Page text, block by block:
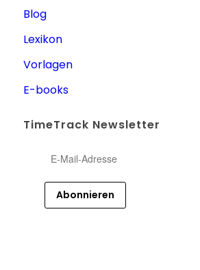
Blog
Lexikon
Vorlagen
E-books
TimeTrack Newsletter